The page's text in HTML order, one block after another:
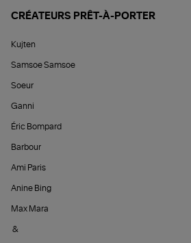
CRÉATEURS PRÊT-À-PORTER
Kujten
Samsoe Samsoe
Soeur
Ganni
Éric Bompard
Barbour
Ami Paris
Anine Bing
Max Mara
&